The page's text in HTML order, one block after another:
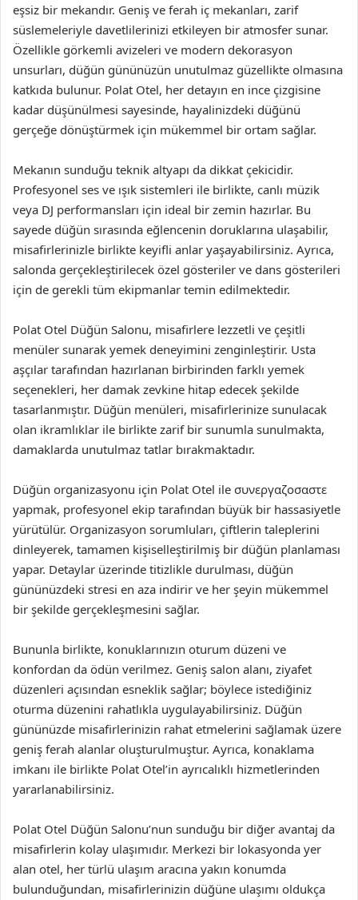
eşsiz bir mekandır. Geniş ve ferah iç mekanları, zarif
süslemeleriyle davetlilerinizi etkileyen bir atmosfer sunar.
Özellikle görkemli avizeleri ve modern dekorasyon
unsurları, düğün gününüzün unutulmaz güzellikte olmasına
katkıda bulunur. Polat Otel, her detayın en ince çizgisine
kadar düşünülmesi sayesinde, hayalinizdeki düğünü
gerçeğe dönüştürmek için mükemmel bir ortam sağlar.
Mekanın sunduğu teknik altyapı da dikkat çekicidir.
Profesyonel ses ve ışık sistemleri ile birlikte, canlı müzik
veya DJ performansları için ideal bir zemin hazırlar. Bu
sayede düğün sırasında eğlencenin doruklarına ulaşabilir,
misafirlerinizle birlikte keyifli anlar yaşayabilirsiniz. Ayrıca,
salonda gerçekleştirilecek özel gösteriler ve dans gösterileri
için de gerekli tüm ekipmanlar temin edilmektedir.
Polat Otel Düğün Salonu, misafirlere lezzetli ve çeşitli
menüler sunarak yemek deneyimini zenginleştirir. Usta
aşçılar tarafından hazırlanan birbirinden farklı yemek
seçenekleri, her damak zevkine hitap edecek şekilde
tasarlanmıştır. Düğün menüleri, misafirlerinize sunulacak
olan ikramlıklar ile birlikte zarif bir sunumla sunulmakta,
damaklarda unutulmaz tatlar bırakmaktadır.
Düğün organizasyonu için Polat Otel ile συνεργαζοσαστε
yapmak, profesyonel ekip tarafından büyük bir hassasiyetle
yürütülür. Organizasyon sorumluları, çiftlerin taleplerini
dinleyerek, tamamen kişiselleştirilmiş bir düğün planlaması
yapar. Detaylar üzerinde titizlikle durulması, düğün
gününüzdeki stresi en aza indirir ve her şeyin mükemmel
bir şekilde gerçekleşmesini sağlar.
Bununla birlikte, konuklarınızın oturum düzeni ve
konfordan da ödün verilmez. Geniş salon alanı, ziyafet
düzenleri açısından esneklik sağlar; böylece istediğiniz
oturma düzenini rahatlıkla uygulayabilirsiniz. Düğün
gününüzde misafirlerinizin rahat etmelerini sağlamak üzere
geniş ferah alanlar oluşturulmuştur. Ayrıca, konaklama
imkanı ile birlikte Polat Otel’in ayrıcalıklı hizmetlerinden
yararlanabilirsiniz.
Polat Otel Düğün Salonu’nun sunduğu bir diğer avantaj da
misafirlerin kolay ulaşımıdır. Merkezi bir lokasyonda yer
alan otel, her türlü ulaşım aracına yakın konumda
bulunduğundan, misafirlerinizin düğüne ulaşımı oldukça